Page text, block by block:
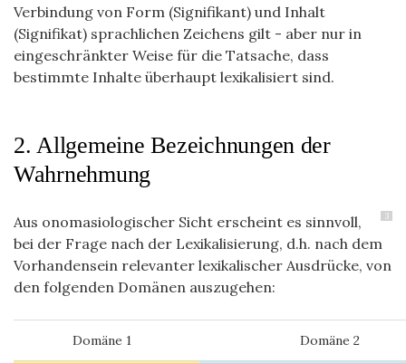
Verbindung von Form (Signifikant) und Inhalt
(Signifikat) sprachlichen Zeichens gilt - aber nur in
eingeschränkter Weise für die Tatsache, dass
bestimmte Inhalte überhaupt lexikalisiert sind.
2. Allgemeine Bezeichnungen der
Wahrnehmung
3
Aus onomasiologischer Sicht erscheint es sinnvoll,
bei der Frage nach der Lexikalisierung, d.h. nach dem
Vorhandensein relevanter lexikalischer Ausdrücke, von
den folgenden Domänen auszugehen:
Domäne 1 Domäne 2